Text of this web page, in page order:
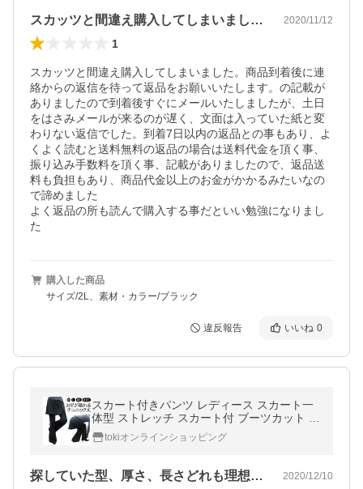
スカッツと間違え購入してしまいました。… 2020/11/12
1
スカッツと間違え購入してしまいました。商品到着後に連
絡からの返信を待って返品をお願いいたします。の記載が
ありましたので到着後すぐにメールいたしましたが、土日
をはさみメールが来るのが遅く、文面は入っていた紙と変
わりない返信でした。到着7日以内の返品との事もあり、よ
くよく読むと送料無料の返品の場合は送料代金を頂く事、
振り込み手数料を頂く事、記載がありましたので、返品送
料も負担もあり、商品代金以上のお金がかかるみたいなの
で諦めました
よく返品の所も読んで購入する事だといい勉強になりまし
た
購入した商品
サイズ/2L、素材・カラー/ブラック
違反報告 いいね 0
スカート付きパンツ レディース スカート一
体型 ストレッチ スカート付 ブーツカット 美
脚 フィットネス ヨガ スポーツ スカート長め
スカート丈が長い
tokiオンラインショッピング
探していた型、厚さ、長さどれも理想でし… 2020/12/10